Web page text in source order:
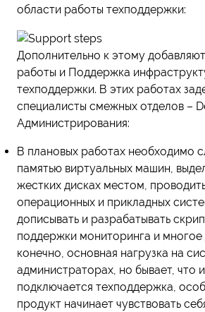
области работы техподдержки:
Дополнительно к этому
работы и Поддержка
техподдержки. В этих работах
специалисты смежных отделов –
Администрирования:
В плановых работах необходимо
памятью виртуальных машин,
жестких дисках местом,
операционных и прикладных
дописывать и разрабатывать
поддержки мониторинга и многое
конечно, основная нагрузка на
администраторах, но бывает, что
подключается техподдержка,
продукт начинает чувствовать